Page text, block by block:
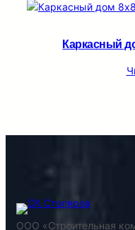
Каркасный
ООО «Строительная